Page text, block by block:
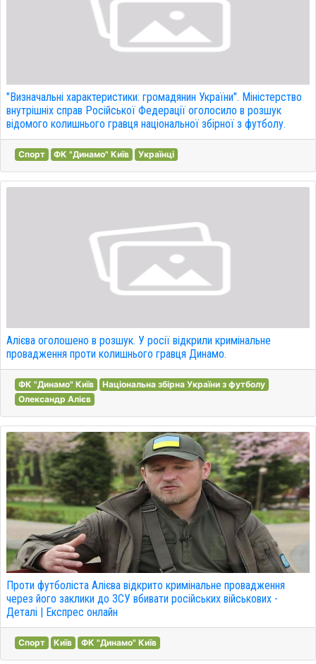
"Визначальні характеристики: громадянин України". Міністерство
внутрішніх справ Російської Федерації оголосило в розшук
відомого колишнього гравця національної збірної з футболу.
Спорт ФК "Динамо" Київ Українці
Алієва оголошено в розшук. У росії відкрили кримінальне
провадження проти колишнього гравця Динамо.
ФК "Динамо" Київ
Національна збірна України з футболу
Олександр Алієв
Проти футболіста Алієва відкрито кримінальне провадження
через його заклики до ЗСУ вбивати російських військових -
Деталі | Експрес онлайн
Спорт Київ ФК "Динамо" Київ